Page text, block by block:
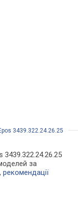
3439.322.24.26.25
3439.322.24.26.25
за
рекомендації